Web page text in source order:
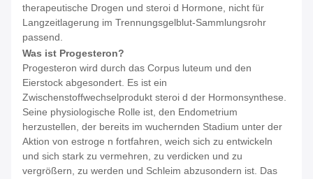
therapeutische Drogen und steroi d Hormone, nicht für
Langzeitlagerung im Trennungsgelblut-Sammlungsrohr
passend.
Was ist Progesteron?
Progesteron wird durch das Corpus luteum und den
Eierstock abgesondert. Es ist ein
Zwischenstoffwechselprodukt steroi d der Hormonsynthese.
Seine physiologische Rolle ist, den Endometrium
herzustellen, der bereits im wuchernden Stadium unter der
Aktion von estroge n fortfahren, weich sich zu entwickeln
und sich stark zu vermehren, zu verdicken und zu
vergrößern, zu werden und Schleim abzusondern ist. Das